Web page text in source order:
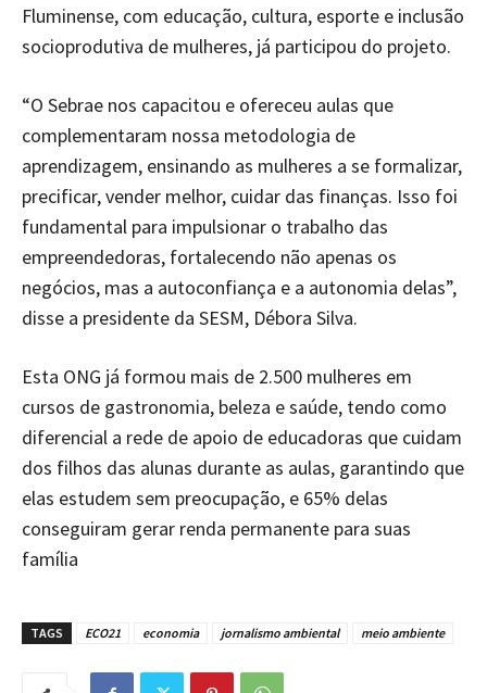
Fluminense, com educação, cultura, esporte e inclusão
socioprodutiva de mulheres, já participou do projeto.
“O Sebrae nos capacitou e ofereceu aulas que
complementaram nossa metodologia de
aprendizagem, ensinando as mulheres a se formalizar,
precificar, vender melhor, cuidar das finanças. Isso foi
fundamental para impulsionar o trabalho das
empreendedoras, fortalecendo não apenas os
negócios, mas a autoconfiança e a autonomia delas”,
disse a presidente da SESM, Débora Silva.
Esta ONG já formou mais de 2.500 mulheres em
cursos de gastronomia, beleza e saúde, tendo como
diferencial a rede de apoio de educadoras que cuidam
dos filhos das alunas durante as aulas, garantindo que
elas estudem sem preocupação, e 65% delas
conseguiram gerar renda permanente para suas
família
TAGS ECO21 economia jornalismo ambiental meio ambiente